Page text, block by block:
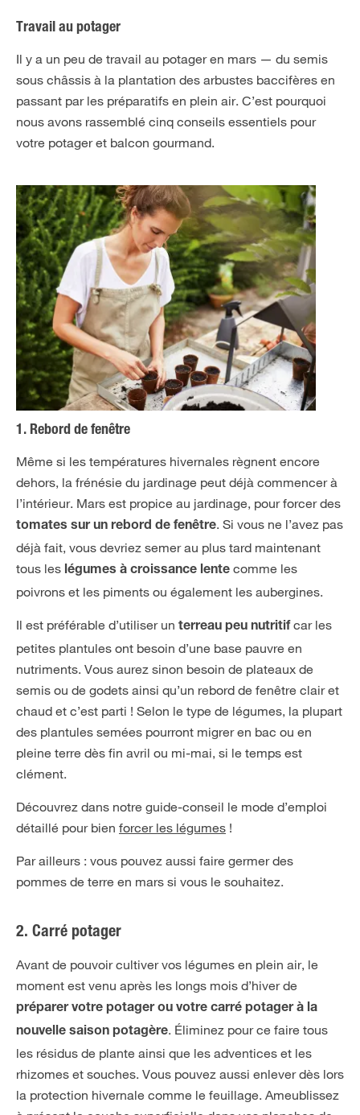
Travail au potager
Il y a un peu de travail au potager en mars — du semis
sous châssis à la plantation des arbustes baccifères en
passant par les préparatifs en plein air. C’est pourquoi
nous avons rassemblé cinq conseils essentiels pour
votre potager et balcon gourmand.
1. Rebord de fenêtre
Même si les températures hivernales règnent encore
dehors, la frénésie du jardinage peut déjà commencer à
l’intérieur. Mars est propice au jardinage, pour forcer des
tomates sur un rebord de fenêtre. Si vous ne l’avez pas
déjà fait, vous devriez semer au plus tard maintenant
tous les légumes à croissance lente comme les
poivrons et les piments ou également les aubergines.
Il est préférable d’utiliser un terreau peu nutritifcar les
petites plantules ont besoin d’une base pauvre en
nutriments. Vous aurez sinon besoin de plateaux de
semis ou de godets ainsi qu’un rebord de fenêtre clair et
chaud et c’est parti ! Selon le type de légumes, la plupart
des plantules semées pourront migrer en bac ou en
pleine terre dès fin avril ou mi-mai, si le temps est
clément.
Découvrez dans notre guide-conseil le mode d’emploi
détaillé pour bien forcer les légumes !
Par ailleurs : vous pouvez aussi faire germer des
pommes de terre en mars si vous le souhaitez.
2. Carré potager
Avant de pouvoir cultiver vos légumes en plein air, le
moment est venu après les longs mois d’hiver de
préparer votre potager ou votre carré potager à la
nouvelle saison potagère. Éliminez pour ce faire tous
les résidus de plante ainsi que les adventices et les
rhizomes et souches. Vous pouvez aussi enlever dès lors
la protection hivernale comme le feuillage. Ameublissez